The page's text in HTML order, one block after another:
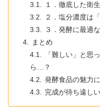
１．徹底した衛
２．塩分濃度は
３．発酵に最適
まとめ
「難しい」と思
ら…？
発酵食品の魅力
完成が待ち遠し